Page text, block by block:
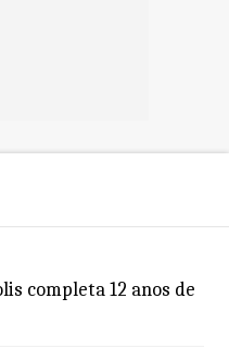
completa 12 anos de